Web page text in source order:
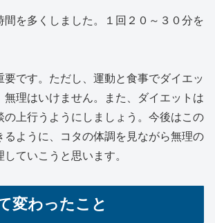
間を多くしました。１回２０～３０分を
要です。ただし、運動と食事でダイエッ
無理はいけません。また、ダイエットは
の上行うようにしましょう。今後はこの
るように、コタの体調を見ながら無理の
していこうと思います。
変わったこと